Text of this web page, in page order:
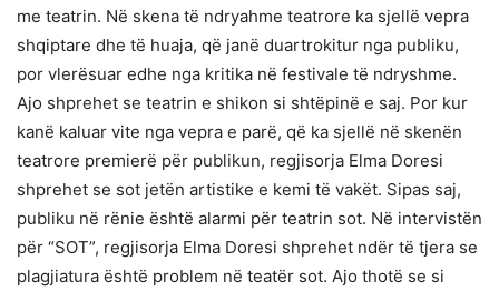
me teatrin. Në skena të ndryahme teatrore ka sjellë vepra
shqiptare dhe të huaja, që janë duartrokitur nga publiku,
por vlerësuar edhe nga kritika në festivale të ndryshme.
Ajo shprehet se teatrin e shikon si shtëpinë e saj. Por kur
kanë kaluar vite nga vepra e parë, që ka sjellë në skenën
teatrore premierë për publikun, regjisorja Elma Doresi
shprehet se sot jetën artistike e kemi të vakët. Sipas saj,
publiku në rënie është alarmi për teatrin sot. Në intervistën
për “SOT”, regjisorja Elma Doresi shprehet ndër të tjera se
plagjiatura është problem në teatër sot. Ajo thotë se si